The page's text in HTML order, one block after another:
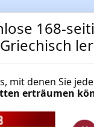
Sie
168-
mit denen Sie
erträumen